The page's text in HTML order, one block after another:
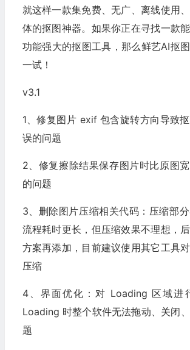
就这样一款集免费、无广、离线使用
体的抠图神器。如果你正在寻找一款
功能强大的抠图工具，那么鲜艺AI抠
一试！
v3.1
1、修复图片 exif 包含旋转方向导致
误的问题
2、修复擦除结果保存图片时比原图
的问题
3、删除图片压缩相关代码：压缩部
流程耗时更长，但压缩效果不理想，
方案再添加，目前建议使用其它工具
压缩
4、界面优化：对 Loading 区域进
Loading 时整个软件无法拖动、关闭
题